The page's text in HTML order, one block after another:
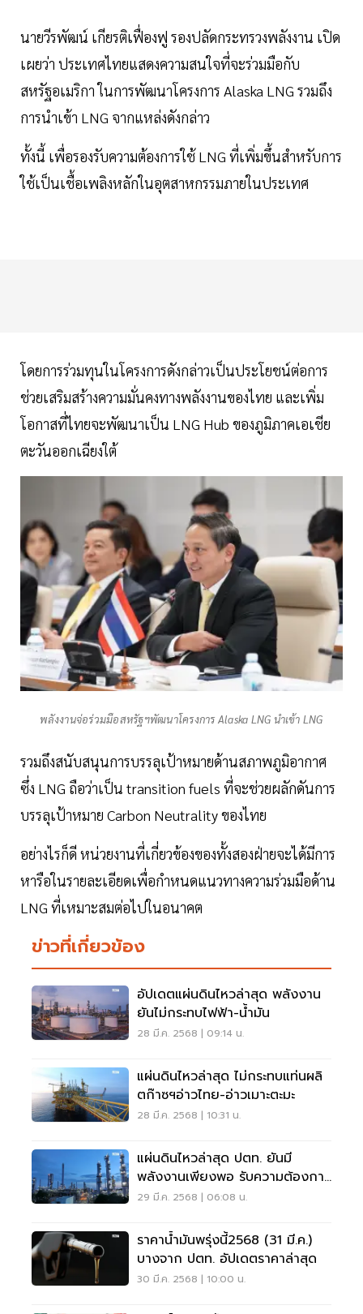
นายวีรพัฒน์ เกียรติเฟื่องฟู รองปลัดกระทรวงพลังงาน เปิด
เผยว่า ประเทศไทยแสดงความสนใจที่จะร่วมมือกับ
สหรัฐอเมริกา ในการพัฒนาโครงการ Alaska LNG รวมถึง
การนำเข้า LNG จากแหล่งดังกล่าว
ทั้งนี้ เพื่อรองรับความต้องการใช้ LNG ที่เพิ่มขึ้นสำหรับการ
ใช้เป็นเชื้อเพลิงหลักในอุตสาหกรรมภายในประเทศ
โดยการร่วมทุนในโครงการดังกล่าวเป็นประโยชน์ต่อการ
ช่วยเสริมสร้างความมั่นคงทางพลังงานของไทย และเพิ่ม
โอกาสที่ไทยจะพัฒนาเป็น LNG Hub ของภูมิภาคเอเชีย
ตะวันออกเฉียงใต้
พลังงานจ่อร่วมมือสหรัฐฯพัฒนาโครงการ Alaska LNG นำเข้า LNG
รวมถึงสนับสนุนการบรรลุเป้าหมายด้านสภาพภูมิอากาศ
ซึ่ง LNG ถือว่าเป็น transition fuels ที่จะช่วยผลักดันการ
บรรลุเป้าหมาย Carbon Neutrality ของไทย
อย่างไรก็ดี หน่วยงานที่เกี่ยวข้องของทั้งสองฝ่ายจะได้มีการ
หารือในรายละเอียดเพื่อกำหนดแนวทางความร่วมมือด้าน
LNG ที่เหมาะสมต่อไปในอนาคต
ข่าวที่เกี่ยวข้อง
อัปเดตแผ่นดินไหวล่าสุด พลังงาน
ยันไม่กระทบไฟฟ้า-น้ำมัน
28 มี.ค. 2568 | 09:14 น.
แผ่นดินไหวล่าสุด ไม่กระทบแท่นผลิ
ตก๊าซฯอ่าวไทย-อ่าวเมาะตะมะ
28 มี.ค. 2568 | 10:31 น.
แผ่นดินไหวล่าสุด ปตท. ยันมี
พลังงานเพียงพอ รับความต้องการ
ประชาชน
29 มี.ค. 2568 | 06:08 น.
ราคาน้ำมันพรุ่งนี้2568 (31 มี.ค.)
บางจาก ปตท. อัปเดตราคาล่าสุด
30 มี.ค. 2568 | 10:00 น.